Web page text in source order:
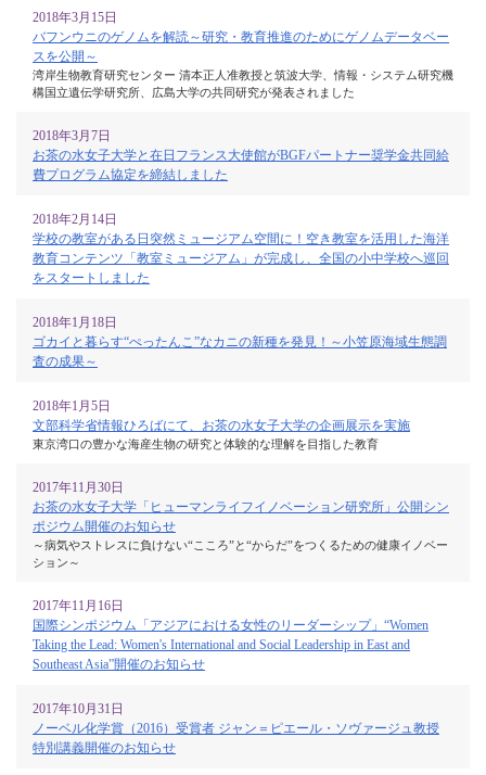
2018年3月15日
バフンウニのゲノムを解読～研究・教育推進のためにゲノムデータベー
スを公開～
湾岸生物教育研究センター 清本正人准教授と筑波大学、情報・システム研究機
構国立遺伝学研究所、広島大学の共同研究が発表されました
2018年3月7日
お茶の水女子大学と在日フランス大使館がBGFパートナー奨学金共同給
費プログラム協定を締結しました
2018年2月14日
学校の教室がある日突然ミュージアム空間に！空き教室を活用した海洋
教育コンテンツ「教室ミュージアム」が完成し、全国の小中学校へ巡回
をスタートしました
2018年1月18日
ゴカイと暮らす“ぺったんこ”なカニの新種を発見！～小笠原海域生態調
査の成果～
2018年1月5日
文部科学省情報ひろばにて、お茶の水女子大学の企画展示を実施
東京湾口の豊かな海産生物の研究と体験的な理解を目指した教育
2017年11月30日
お茶の水女子大学「ヒューマンライフイノベーション研究所」公開シン
ポジウム開催のお知らせ
～病気やストレスに負けない“こころ”と“からだ”をつくるための健康イノベー
ション～
2017年11月16日
国際シンポジウム「アジアにおける女性のリーダーシップ」“Women
Taking the Lead: Women's International and Social Leadership in East and
Southeast Asia”開催のお知らせ
2017年10月31日
ノーベル化学賞（2016）受賞者 ジャン＝ピエール・ソヴァージュ教授
特別講義開催のお知らせ